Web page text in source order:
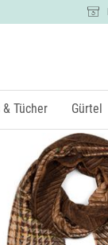
Tücher Gürtel